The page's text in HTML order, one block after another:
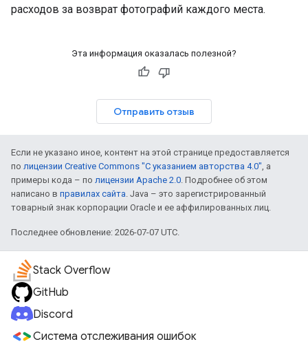
расходов за возврат фотографий каждого места.
Эта информация оказалась полезной?
Отправить отзыв
Если не указано иное, контент на этой странице предоставляется
по лицензии Creative Commons "С указанием авторства 4.0" , а
примеры кода – по лицензии Apache 2.0 . Подробнее об этом
написано в правилах сайта . Java – это зарегистрированный
товарный знак корпорации Oracle и ее аффилированных лиц.
Последнее обновление: 2026-07-07 UTC.
Stack Overflow
GitHub
Discord
Система отслеживания ошибок